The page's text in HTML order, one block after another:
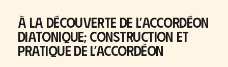
À LA DÉCOUVERTE DE L’ACCORDÉON
DIATONIQUE; CONSTRUCTION ET
PRATIQUE DE L’ACCORDÉON